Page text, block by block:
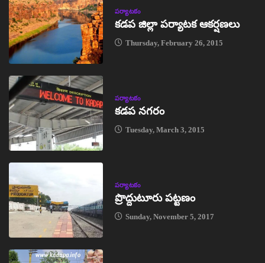
పర్యాటకం
కడప జిల్లా పర్యాటక ఆకర్షణలు
Thursday, February 26, 2015
పర్యాటకం
కడప నగరం
Tuesday, March 3, 2015
పర్యాటకం
ప్రొద్దుటూరు పట్టణం
Sunday, November 5, 2017